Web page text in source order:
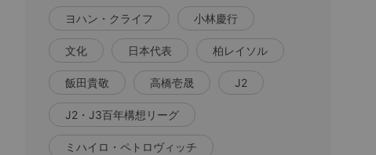
ヨハン・クライフ 小林慶行
文化 日本代表 柏レイソル
飯田貴敬 高橋壱晟 J2
J2・J3百年構想リーグ
ミハイロ・ペトロヴィッチ